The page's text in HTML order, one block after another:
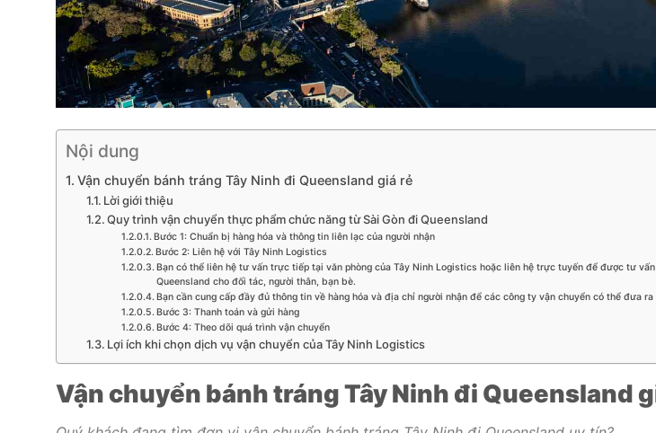
Nội dung
Vận chuyển bánh tráng Tây Ninh đi Queensland giá rẻ
Lời giới thiệu
Quy trình vận chuyển thực phẩm chức năng từ Sài Gòn đi Queensland
Bước 1: Chuẩn bị hàng hóa và thông tin liên lạc của người nhận
Bước 2: Liên hệ với Tây Ninh Logistics
Bạn có thể liên hệ tư vấn trực tiếp tại văn phòng của Tây Ninh Logistics hoặc liên hệ trực tuyến để được tư
Queensland cho đối tác, người thân, bạn bè.
Bạn cần cung cấp đầy đủ thông tin về hàng hóa và địa chỉ người nhận để các công ty vận chuyển có thể đưa
Bước 3: Thanh toán và gửi hàng
Bước 4: Theo dõi quá trình vận chuyển
Lợi ích khi chọn dịch vụ vận chuyển của Tây Ninh Logistics
Vận chuyển bánh tráng Tây Ninh đi Queensland